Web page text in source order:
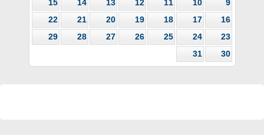
9
10
11
12
13
14
15
16
17
18
19
20
21
22
23
24
25
26
27
28
29
30
31